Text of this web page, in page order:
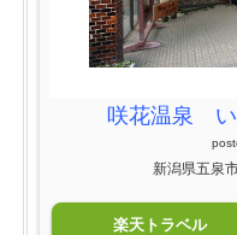
咲花温泉
新潟県五泉
楽天トラベル